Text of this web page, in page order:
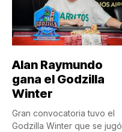
Alan Raymundo
gana el Godzilla
Winter
Gran convocatoria tuvo el
Godzilla Winter que se jugó